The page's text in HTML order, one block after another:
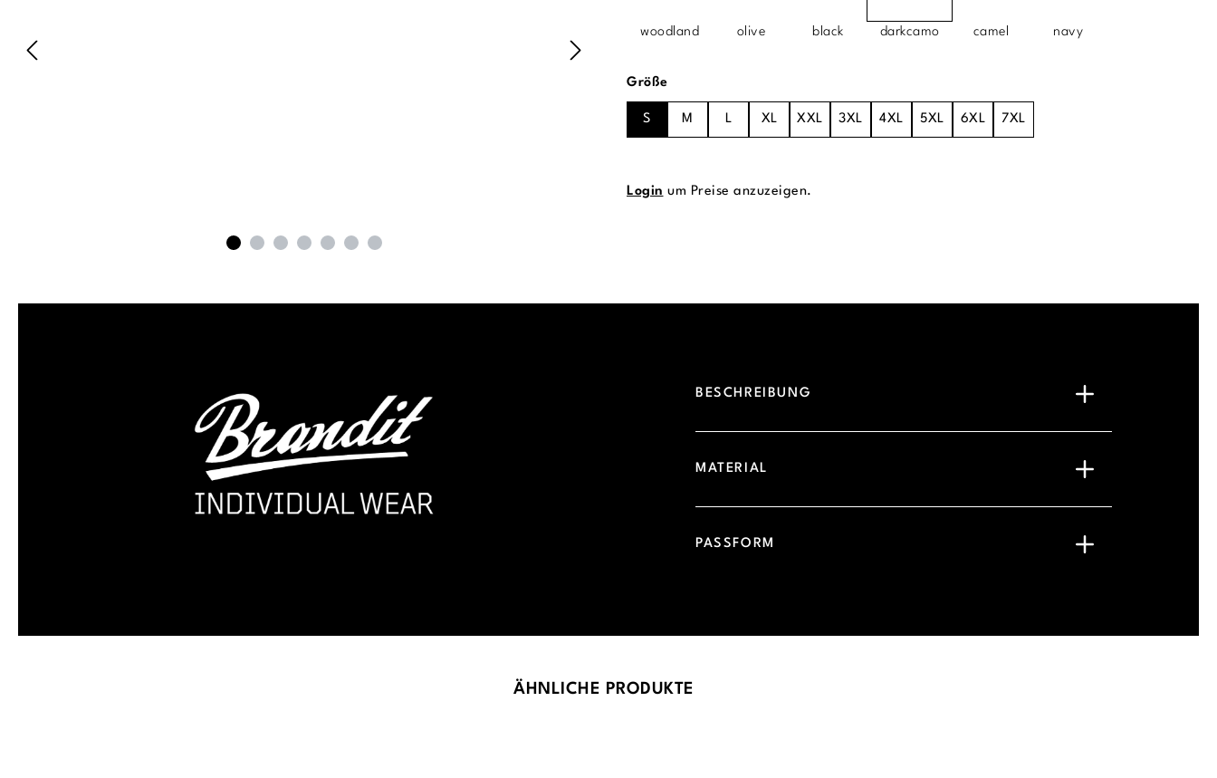
woodland olive black darkcamo camel navy
Größeauswählen
S M L XL XXL 3XL 4XL 5XL 6XL 7XL
Login um Preise anzuzeigen.
BESCHREIBUNG
MATERIAL
PASSFORM
ÄHNLICHE PRODUKTE